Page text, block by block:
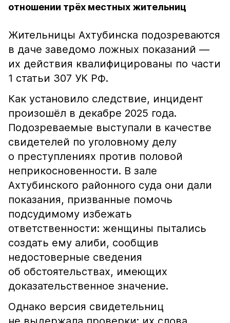
отношении трёх местных жительниц
Жительницы Ахтубинска подозреваются
в даче заведомо ложных показаний —
их действия квалифицированы по части
1 статьи 307 УК РФ.
Как установило следствие, инцидент
произошёл в декабре 2025 года.
Подозреваемые выступали в качестве
свидетелей по уголовному делу
о преступлениях против половой
неприкосновенности. В зале
Ахтубинского районного суда они дали
показания, призванные помочь
подсудимому избежать
ответственности: женщины пытались
создать ему алиби, сообщив
недостоверные сведения
об обстоятельствах, имеющих
доказательственное значение.
Однако версия свидетельниц